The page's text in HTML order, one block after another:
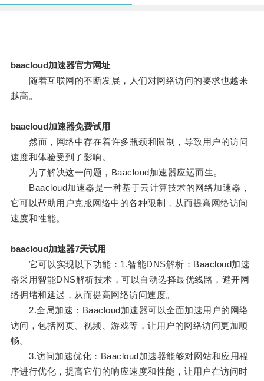
baacloud加速器官方网址
随着互联网的不断发展，人们对网络访问的要求也越来
越高。
baacloud加速器免费试用
然而，网络中存在着许多瓶颈和限制，导致用户的访问
速度和体验受到了影响。
为了解决这一问题，Baacloud加速器应运而生。
Baacloud加速器是一种基于云计算技术的网络加速器，
它可以帮助用户克服网络中的各种限制，从而提高网络访问
速度和性能。
baacloud加速器7天试用
它可以实现以下功能：1.智能DNS解析：Baacloud加速
器采用智能DNS解析技术，可以自动选择最优线路，避开网
络拥堵和延迟，从而提高网络访问速度。
2.全局加速：Baacloud加速器可以全面加速用户的网络
访问，包括网页、视频、游戏等，让用户的网络访问更加顺
畅。
3.访问加速优化：Baacloud加速器能够对网站和应用程
序进行优化，提高它们的响应速度和性能，让用户在访问时